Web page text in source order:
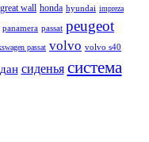
great wall honda hyundai impreza
panamera passat peugeot
passat volvo volvo s40
сиденья система